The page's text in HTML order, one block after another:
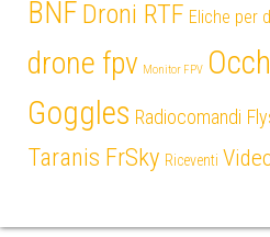
BNF Droni RTF Eliche per
drone fpv Monitor FPV
Goggles Radiocomandi
Taranis FrSky Riceventi